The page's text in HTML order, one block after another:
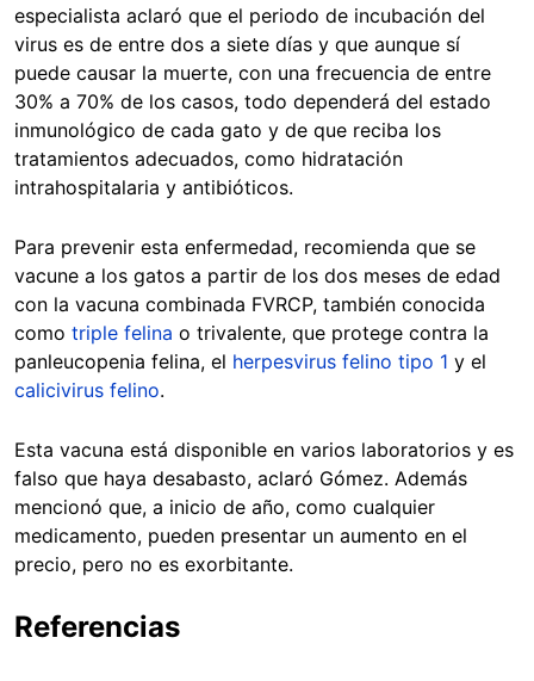
especialista aclaró que el periodo de incubación del
virus es de entre dos a siete días y que aunque sí
puede causar la muerte, con una frecuencia de entre
30% a 70% de los casos, todo dependerá del estado
inmunológico de cada gato y de que reciba los
tratamientos adecuados, como hidratación
intrahospitalaria y antibióticos.
Para prevenir esta enfermedad, recomienda que se
vacune a los gatos a partir de los dos meses de edad
con la vacuna combinada FVRCP, también conocida
como triple felina o trivalente, que protege contra la
panleucopenia felina, el herpesvirus felino tipo 1 y el
calicivirus felino.
Esta vacuna está disponible en varios laboratorios y es
falso que haya desabasto, aclaró Gómez. Además
mencionó que, a inicio de año, como cualquier
medicamento, pueden presentar un aumento en el
precio, pero no es exorbitante.
Referencias